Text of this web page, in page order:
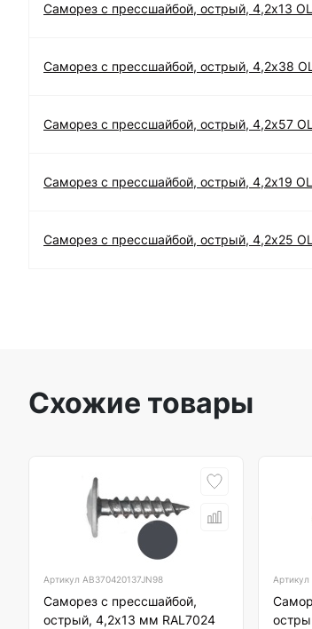
Саморез с прессшайбой, острый, 4,2х13
Саморез с прессшайбой, острый, 4,2х38
Саморез с прессшайбой, острый, 4,2х57
Саморез с прессшайбой, острый, 4,2х19
Саморез с прессшайбой, острый, 4,2х25
Схожие товары
Артикул AB370420137JN98
Саморез с прессшайбой,
острый, 4,2х13 мм RAL7024
Артикул